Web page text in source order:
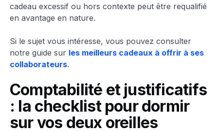
cadeau excessif ou hors contexte peut être requalifié
en avantage en nature.
Si le sujet vous intéresse, vous pouvez consulter
notre guide sur les meilleurs cadeaux à offrir à ses
collaborateurs.
Comptabilité et justificatifs
: la checklist pour dormir
sur vos deux oreilles